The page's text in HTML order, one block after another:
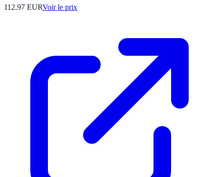
112.97 EURVoir le prix